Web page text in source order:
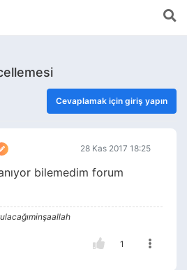
Cevaplamak için giriş yapın
28 Kas 2017 18:25
bilemedim forum
1